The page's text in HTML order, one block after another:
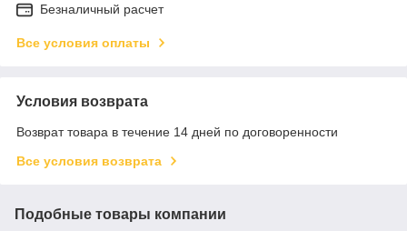
Безналичный расчет
Все условия оплаты
Условия возврата
Возврат товара в течение 14 дней по договоренности
Все условия возврата
Подобные товары компании